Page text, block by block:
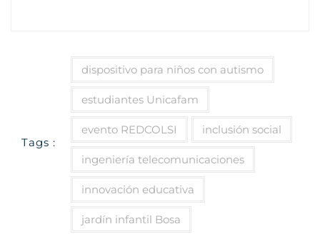
Tags :
dispositivo para niños con autismo
estudiantes Unicafam
evento REDCOLSI inclusión social
ingeniería telecomunicaciones
innovación educativa
jardín infantil Bosa